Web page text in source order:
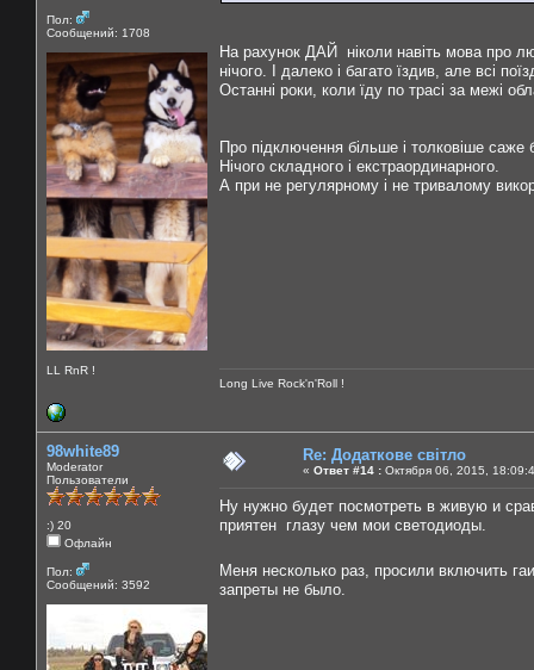
Пол:
Сообщений: 1708
LL RnR !
На рахунок ДАЙ ніколи навіть мова про
нічого. І далеко і багато їздив, але всі
Останні роки, коли їду по трасі за межі
Про підключення більше і толковіше саже
Нічого складного і екстраординарного.
А при не регулярному і не тривалому
Long Live Rock'n'Roll !
98white89
Moderator
Пользователи
:) 20
Офлайн
Пол:
Сообщений: 3592
Re: Додаткове світло
« Ответ #14 : Октября 06, 2015,
Ну нужно будет посмотреть в живую и
приятен глазу чем мои светодиоды.
Меня несколько раз, просили включить
запреты не было.